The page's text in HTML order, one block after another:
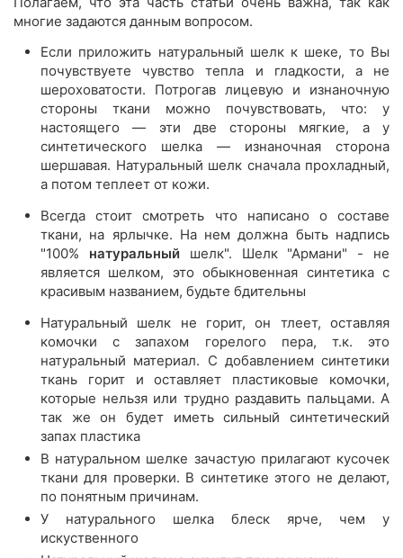
многие задаются данным вопросом.
Если приложить натуральный шелк к шеке, то Вы
почувствуете чувство тепла и гладкости, а не
шероховатости. Потрогав лицевую и изнаночную
стороны ткани можно почувствовать, что: у
настоящего — эти две стороны мягкие, а у
синтетического шелка — изнаночная сторона
шершавая. Натуральный шелк сначала прохладный,
а потом теплеет от кожи.
Всегда стоит смотреть что написано о составе
ткани, на ярлычке. На нем должна быть надпись
"100% натуральный шелк". Шелк "Армани" - не
является шелком, это обыкновенная синтетика с
красивым названием, будьте бдительны
Натуральный шелк не горит, он тлеет, оставляя
комочки с запахом горелого пера, т.к. это
натуральный материал. С добавлением синтетики
ткань горит и оставляет пластиковые комочки,
которые нельзя или трудно раздавить пальцами. А
так же он будет иметь сильный синтетический
запах пластика
В натуральном шелке зачастую прилагают кусочек
ткани для проверки. В синтетике этого не делают,
по понятным причинам.
У натурального шелка блеск ярче, чем у
искуственного